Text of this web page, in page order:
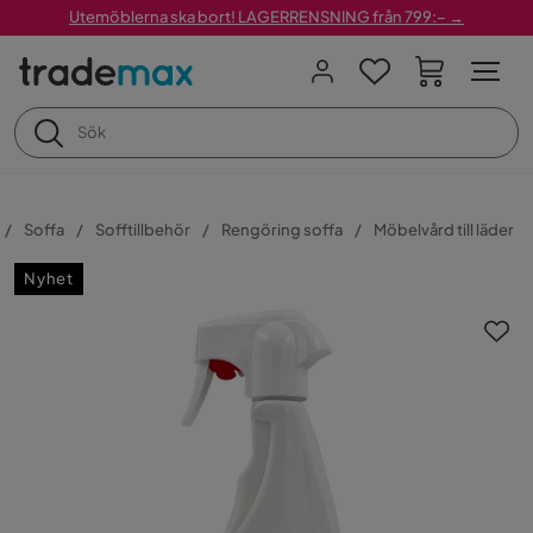
Utemöblerna ska bort! LAGERRENSNING från 799:– →
Soffa Sofftillbehör Rengöring soffa Möbelvård till läder
Nyhet